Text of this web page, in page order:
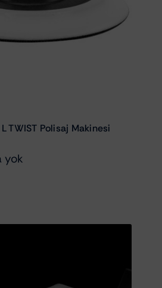
TWIST Polisaj Makinesi
yok